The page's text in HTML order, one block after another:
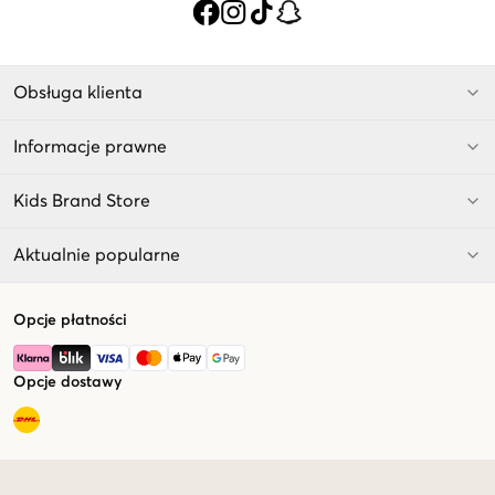
Obsługa klienta
Informacje prawne
Kids Brand Store
Aktualnie popularne
Opcje płatności
Opcje dostawy